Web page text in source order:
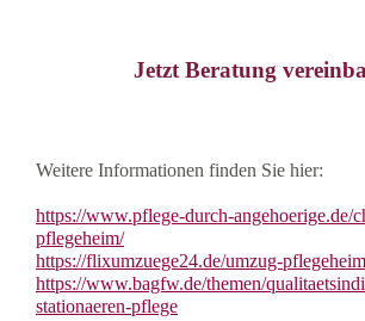
Jetzt Beratung
Weitere Informationen finden Sie hier:
https://www.pflege-durch-angehoerige.de/
pflegeheim/
https://flixumzuege24.de/umzug-
https://www.bagfw.de/themen/
stationaeren-pflege